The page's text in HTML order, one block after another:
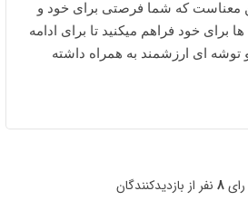
معناست که شما فرصتی برای خود و
برای خود فراهم میکنید تا برای ادامه
ای ارزشمند به همراه داشته
رای8 نفر از بازدیدکنندگان